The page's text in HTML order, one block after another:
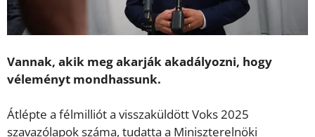
Vannak, akik meg akarják akadályozni, hogy
véleményt mondhassunk.
Átlépte a félmilliót a visszaküldött Voks 2025
szavazólapok száma, tudatta a Miniszterelnöki